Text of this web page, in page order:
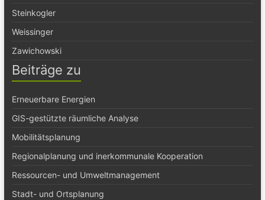
Steinkogler
Weissinger
Zawichowski
Beiträge zu
Erneuerbare Energien
GIS-gestützte räumliche Analyse
Mobilitätsplanung
Regionalplanung und inerkommunale Kooperation
Ressourcen- und Umweltmanagement
Stadt- und Ortsplanung